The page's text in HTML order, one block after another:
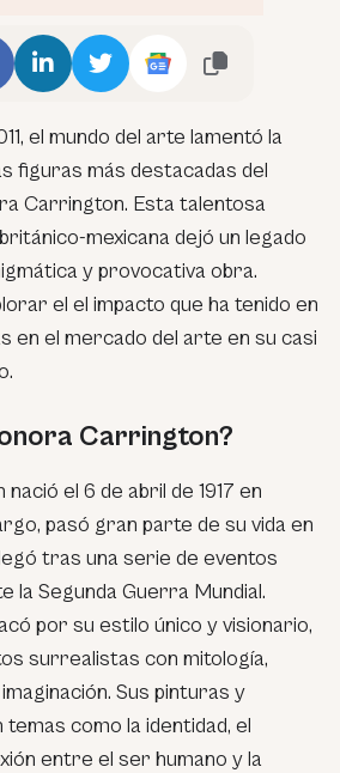
el mundo del arte lamentó la
figuras más destacadas del
Carrington. Esta talentosa
mexicana dejó un legado
y provocativa obra.
el el impacto que ha tenido en
en el mercado del arte en su casi
Carrington?
el 6 de abril de 1917 en
pasó gran parte de su vida en
tras una serie de eventos
la Segunda Guerra Mundial.
por su estilo único y visionario,
surrealistas con mitología,
Sus pinturas y
como la identidad, el
entre el ser humano y la